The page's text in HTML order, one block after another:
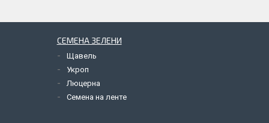
СЕМЕНА ЗЕЛЕНИ
Щавель
Укроп
Люцерна
Семена на ленте